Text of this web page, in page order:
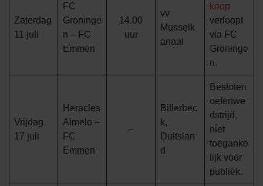
Zaterdag
11 juli
FC
Groninge
n – FC
Emmen
14.00
uur
vv
Musselk
anaal
koop
verloopt
via FC
Groninge
n.
Vrijdag
17 juli
Heracles
Almelo –
FC
Emmen
–
Billerbec
k,
Duitslan
d
Besloten
oefenwe
dstrijd,
niet
toeganke
lijk voor
publiek.